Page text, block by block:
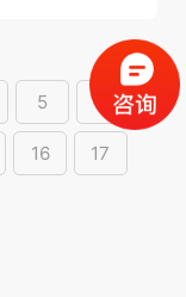
管理的新风尚。
5
16 17